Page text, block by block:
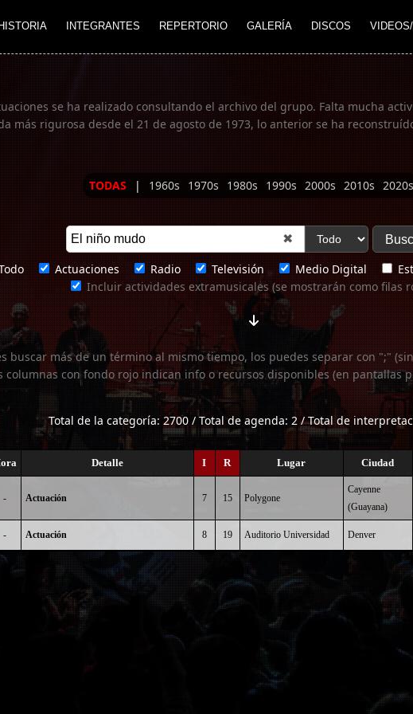
HISTORIA INTEGRANTES REPERTORIO GALERÍA DISCOS
se ha realizado consultando el archivo del grupo. Falta mucha
más rigurosa desde el 21 de agosto de 1973, lo anterior se ha
TODAS | 1960s 1970s 1980s 1990s 2000s 2010s 2020s
✖
Actuaciones Radio Televisión Medio Digital
Incluir actividades extramusicales (se mostrarán como filas
buscar más de un término al mismo tiempo, los puedes separar con ";"
columnas con fondo rojo indican info o recursos disponibles (en pantallas
Total de la categoría: 2700 / Total de agenda: 2 / Total de
Detalle I R Lugar Ciudad
- Actuación 7 15 Polygone
Cayenne
(Guayana)
- Actuación 8 19 Auditorio Universidad Denver